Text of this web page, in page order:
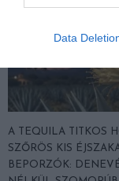
Data
A TEQUILA TITKOS
SZŐRÖS KIS
BEPORZÓK: